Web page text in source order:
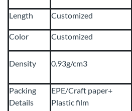
Length Customized
Color Customized
Density 0.93g/cm3
Packing
Details
EPE/Craft paper+
Plastic film